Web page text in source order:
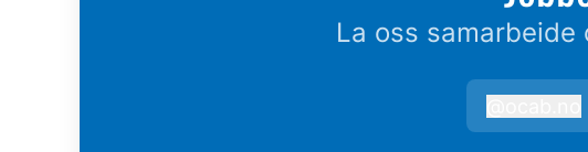
La oss
ocab.no